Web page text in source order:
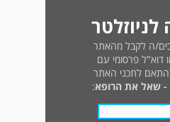
ה לקבל מהאתר
דוא"ל פרסומי עם
לתכני האתר
: